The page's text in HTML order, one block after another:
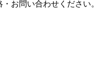
お問い合わせください。